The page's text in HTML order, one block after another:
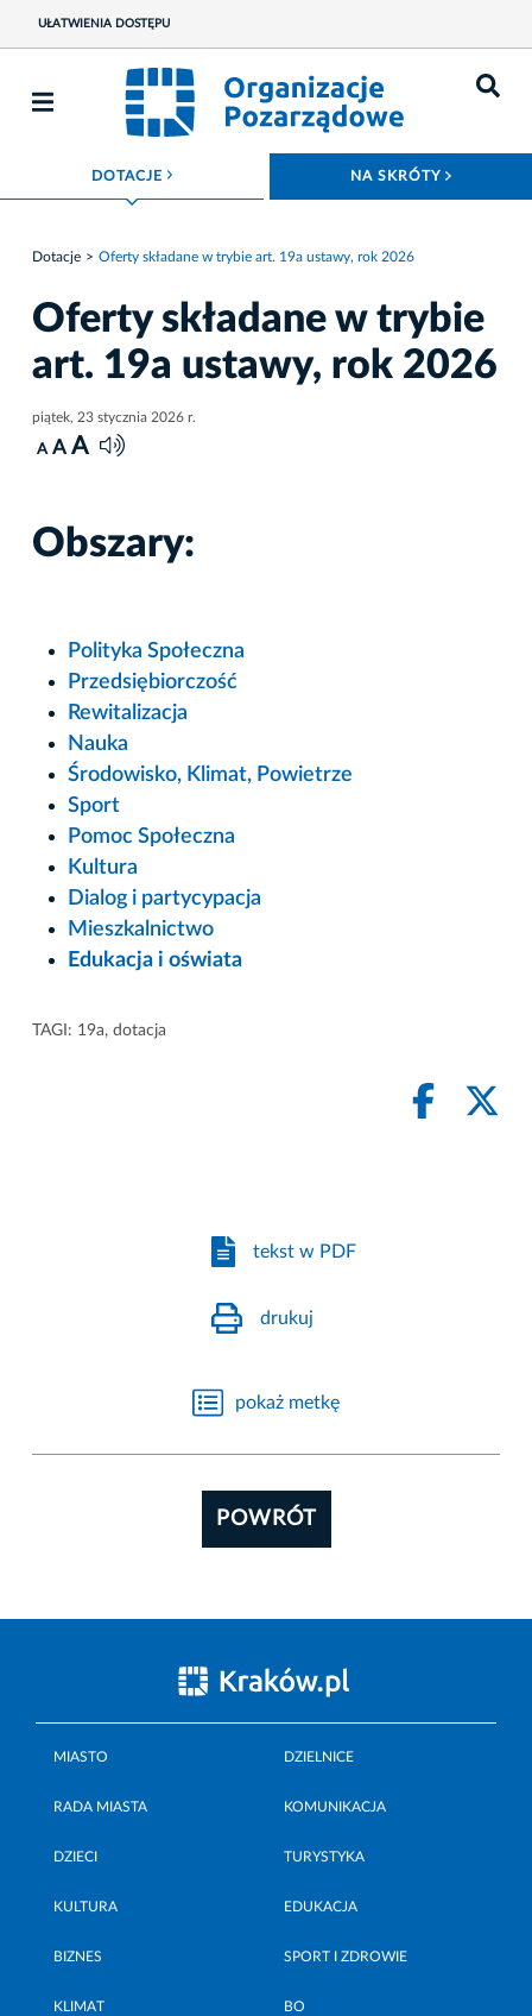
UŁATWIENIA DOSTĘPU
DOTACJE ROZWIŃ MENU NA SKRÓTY
Dotacje Oferty składane w trybie art. 19a ustawy, rok 2026
Oferty składane w trybie
art. 19a ustawy, rok 2026
piątek, 23 stycznia 2026 r.
A A A
Obszary:
Polityka Społeczna
Przedsiębiorczość
Rewitalizacja
Nauka
Środowisko, Klimat, Powietrze
Sport
Pomoc Społeczna
Kultura
Dialog i partycypacja
Mieszkalnictwo
Edukacja i oświata
TAGI: 19a, dotacja
tekst w PDF
drukuj
pokaż metkę
POWRÓT
MIASTO DZIELNICE
RADA MIASTA KOMUNIKACJA
DZIECI TURYSTYKA
KULTURA EDUKACJA
BIZNES SPORT I ZDROWIE
KLIMAT BO